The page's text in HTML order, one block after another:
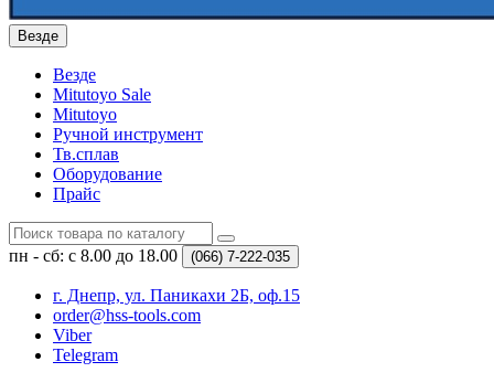
Везде
Везде
Mitutoyo Sale
Mitutoyo
Ручной инструмент
Тв.сплав
Оборудование
Прайс
пн - сб: с 8.00 до 18.00 (066) 7-222-035
г. Днепр, ул. Паникахи 2Б, оф.15
order@hss-tools.com
Viber
Telegram